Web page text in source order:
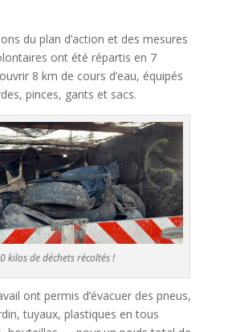
du plan d’action et des mesures
ont été répartis en 7
8 km de cours d’eau, équipés
pinces, gants et sacs.
kilos de déchets récoltés !
ont permis d’évacuer des pneus,
tuyaux, plastiques en tous